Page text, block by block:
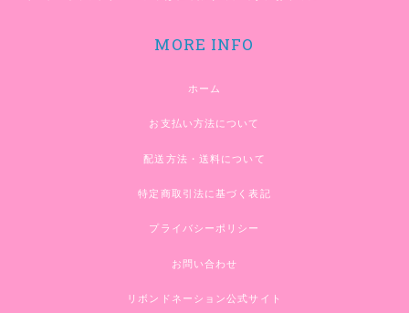
MORE INFO
ホーム
お支払い方法について
配送方法・送料について
特定商取引法に基づく表記
プライバシーポリシー
お問い合わせ
リボンドネーション公式サイト